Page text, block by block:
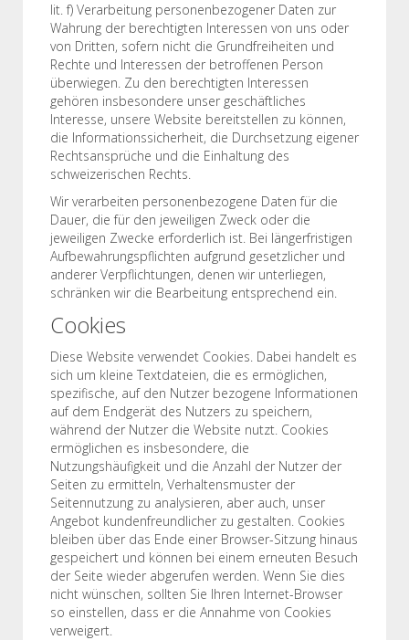
lit. f) Verarbeitung personenbezogener Daten zur
Wahrung der berechtigten Interessen von uns oder
von Dritten, sofern nicht die Grundfreiheiten und
Rechte und Interessen der betroffenen Person
überwiegen. Zu den berechtigten Interessen
gehören insbesondere unser geschäftliches
Interesse, unsere Website bereitstellen zu können,
die Informationssicherheit, die Durchsetzung eigener
Rechtsansprüche und die Einhaltung des
schweizerischen Rechts.
Wir verarbeiten personenbezogene Daten für die
Dauer, die für den jeweiligen Zweck oder die
jeweiligen Zwecke erforderlich ist. Bei längerfristigen
Aufbewahrungspflichten aufgrund gesetzlicher und
anderer Verpflichtungen, denen wir unterliegen,
schränken wir die Bearbeitung entsprechend ein.
Cookies
Diese Website verwendet Cookies. Dabei handelt es
sich um kleine Textdateien, die es ermöglichen,
spezifische, auf den Nutzer bezogene Informationen
auf dem Endgerät des Nutzers zu speichern,
während der Nutzer die Website nutzt. Cookies
ermöglichen es insbesondere, die
Nutzungshäufigkeit und die Anzahl der Nutzer der
Seiten zu ermitteln, Verhaltensmuster der
Seitennutzung zu analysieren, aber auch, unser
Angebot kundenfreundlicher zu gestalten. Cookies
bleiben über das Ende einer Browser-Sitzung hinaus
gespeichert und können bei einem erneuten Besuch
der Seite wieder abgerufen werden. Wenn Sie dies
nicht wünschen, sollten Sie Ihren Internet-Browser
so einstellen, dass er die Annahme von Cookies
verweigert.